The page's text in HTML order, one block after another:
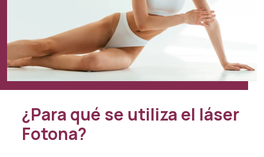
¿Para qué se utiliza el láser
Fotona?